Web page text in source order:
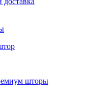
шторы